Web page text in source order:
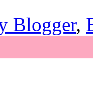
Blogger,